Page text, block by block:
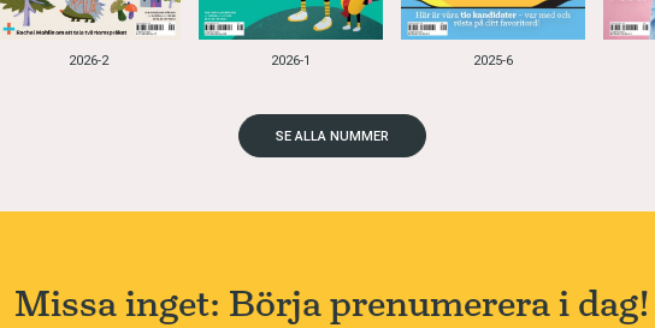
2026-2 2026-1 2025-6
SE ALLA NUMMER
Missa inget: Börja prenumerera i dag!